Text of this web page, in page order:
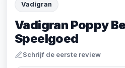
Vadigran
Vadigran Poppy
Speelgoed
Schrijf de eerste review